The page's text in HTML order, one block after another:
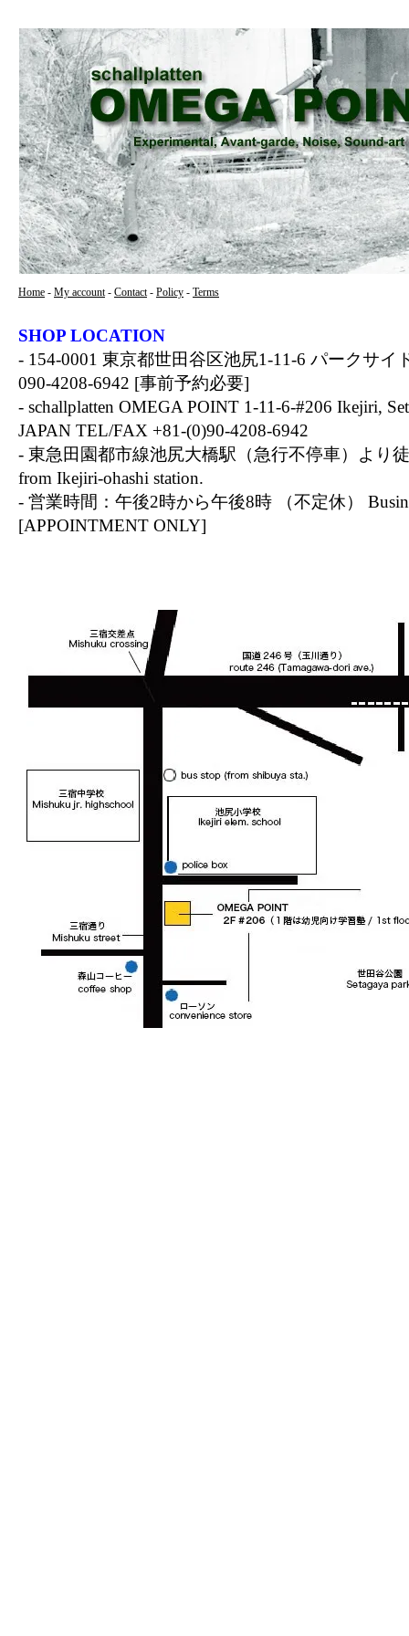
Home - My account- Contact- Policy - Terms
SHOP LOCATION
- 154-0001 東京都世田谷区池尻1-11-6 パークサイ
090-4208-6942 [事前予約必要]
- schallplatten OMEGA POINT 1-11-6-#206 Ikejiri,
JAPAN TEL/FAX +81-(0)90-4208-6942
- 東急田園都市線池尻大橋駅（急行不停車）より
from Ikejiri-ohashi station.
- 営業時間：午後2時から午後8時 （不定休）
[APPOINTMENT ONLY]